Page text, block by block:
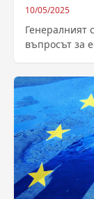
10/05/2025
Генералният
въпросът за